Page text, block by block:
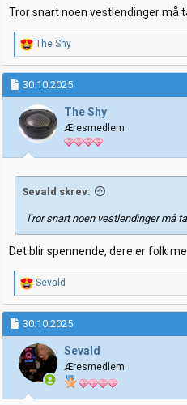
Tror snart noen vestlendinger må
R
e
a
k
j
o
n
e
r
The Shy
30.10.2025
The Shy
Æresmedlem
Sevald skrev:
Tror snart noen vestlendinger må
Det blir spennende, dere er folk
R
e
a
k
j
o
n
e
r
Sevald
30.10.2025
Sevald
Æresmedlem